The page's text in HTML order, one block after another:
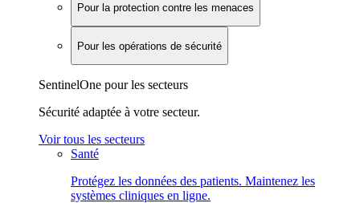
Pour la protection contre les menaces
Pour les opérations de sécurité
SentinelOne pour les secteurs
Sécurité adaptée à votre secteur.
Voir tous les secteurs
Santé
Protégez les données des patients. Maintenez les
systèmes cliniques en ligne.